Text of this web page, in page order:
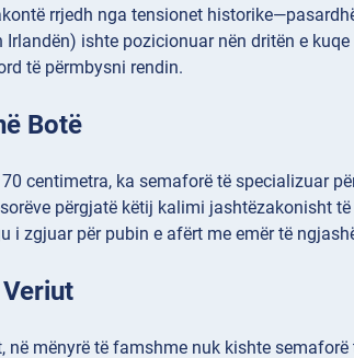
rrjedh nga tensionet
ishte pozicionuar nën dritën e
të përmbysni rendin.
Botë
centimetra, ka semaforë të specializuar
përgjatë këtij kalimi jashtëzakonisht
i zgjuar për pubin e afërt me emër të
në mënyrë të famshme nuk kishte